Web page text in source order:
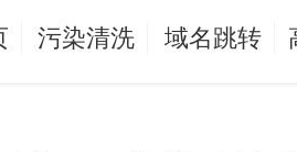
污染清洗 域名跳转